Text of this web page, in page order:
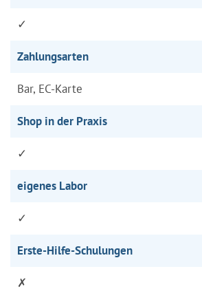
✓
Zahlungsarten
Bar, EC-Karte
Shop in der Praxis
✓
eigenes Labor
✓
Erste-Hilfe-Schulungen
✗